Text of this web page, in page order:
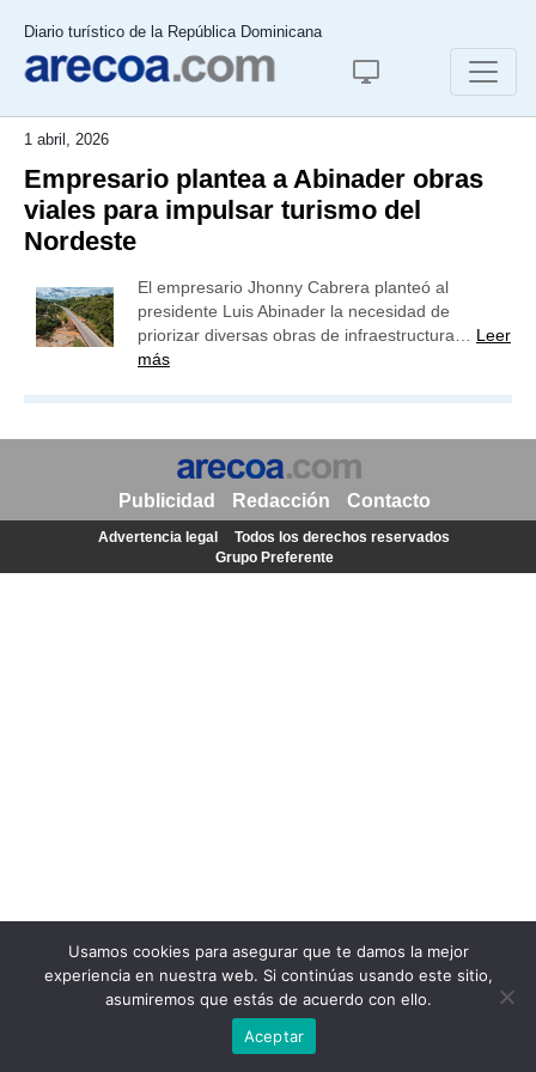
Diario turístico de la República Dominicana
1 abril, 2026
Empresario plantea a Abinader obras
viales para impulsar turismo del
Nordeste
El empresario Jhonny Cabrera planteó al
presidente Luis Abinader la necesidad de
priorizar diversas obras de infraestructura… Leer
más
Usamos cookies para asegurar que te damos la mejor
experiencia en nuestra web. Si continúas usando este sitio,
asumiremos que estás de acuerdo con ello.
Aceptar
Publicidad Redacción Contacto
Advertencia legal
Todos los derechos reservados
Grupo Preferente